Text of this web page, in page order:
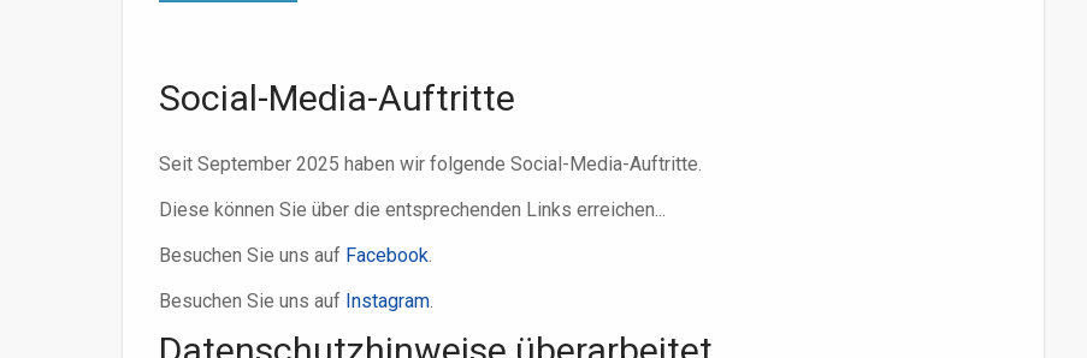
Social-Media-Auftritte
Seit September 2025 haben wir folgende Social-Media-Auftritte.
Diese können Sie über die entsprechenden Links erreichen...
Besuchen Sie uns auf Facebook.
Besuchen Sie uns auf Instagram.